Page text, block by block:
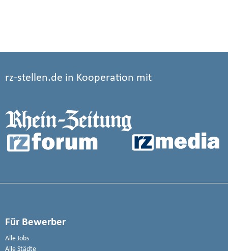
rz-stellen.de in Kooperation mit
Für Bewerber
Alle Jobs
Alle Städte